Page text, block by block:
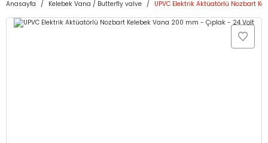
Anasayfa Kelebek Vana / Butterfly valve UPVC Elektrik Aktüatörlü Nozbart